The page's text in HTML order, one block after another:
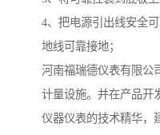
4、把电源引出线安全
地线可靠接地；
河南福瑞德仪表有限公
计量设施。并在产品开
仪器仪表的技术精华，